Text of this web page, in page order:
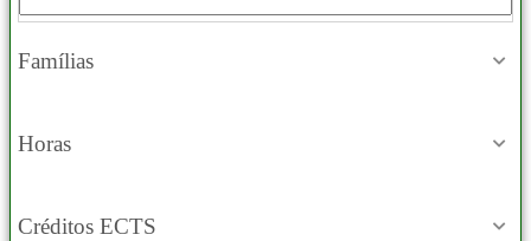
Famílias
Horas
Créditos ECTS